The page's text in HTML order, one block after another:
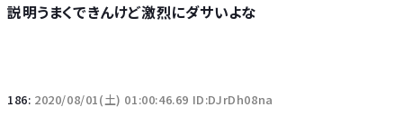
説明うまくできんけど激烈にダサいよな
186: 2020/08/01(土) 01:00:46.69 ID:DJrDh08na